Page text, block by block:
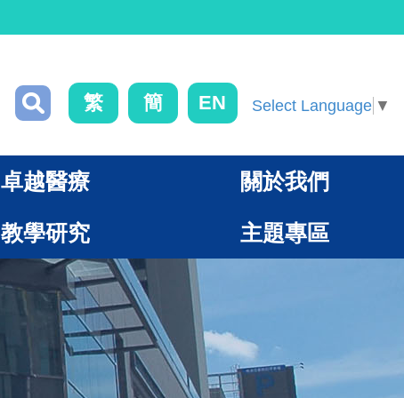
繁 簡 EN Select Language ▼
卓越醫療 關於我們
教學研究 主題專區